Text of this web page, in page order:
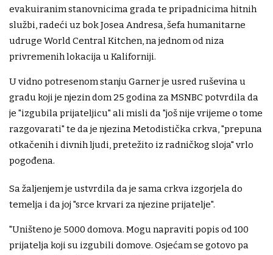
evakuiranim stanovnicima grada te pripadnicima hitnih
službi, radeći uz bok Josea Andresa, šefa humanitarne
udruge World Central Kitchen, na jednom od niza
privremenih lokacija u Kaliforniji.
U vidno potresenom stanju Garner je usred ruševina u
gradu koji je njezin dom 25 godina za MSNBC potvrdila da
je "izgubila prijateljicu" ali misli da "još nije vrijeme o tome
razgovarati" te da je njezina Metodistička crkva, "prepuna
otkačenih i divnih ljudi, pretežito iz radničkog sloja" vrlo
pogođena.
Sa žaljenjem je ustvrdila da je sama crkva izgorjela do
temelja i da joj "srce krvari za njezine prijatelje".
"Uništeno je 5000 domova. Mogu napraviti popis od 100
prijatelja koji su izgubili domove. Osjećam se gotovo pa